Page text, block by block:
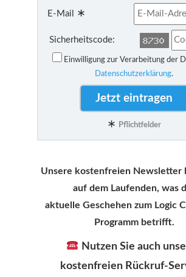
E-Mail ∗
Sicherheitscode:
Einwilligung zur Verarbeitung der
Datenschutzerklärung.
∗ Pflichtfelder
Unsere kostenfreien Newsletter
auf dem Laufenden, was
aktuelle Geschehen zum Logic
Programm betrifft.
Nutzen Sie auch
kostenfreien Rückruf-